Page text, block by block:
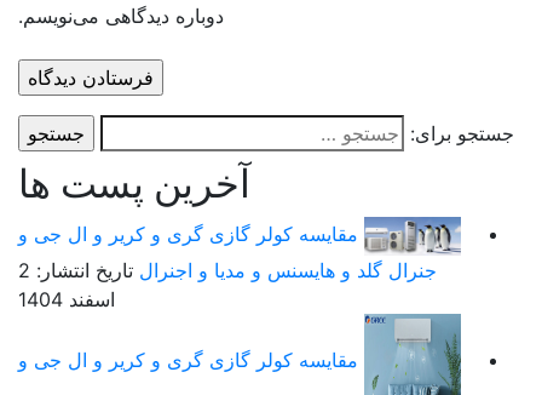
دوباره دیدگاهی می‌نویسم.
برای:
آخرین پست ها
مقایسه کولر گازی گری و کریر و ال جی و
جنرال گلد و هایسنس و مدیا و اجنرال
تاریخ انتشار: 2
اسفند 1404
مقایسه کولر گازی گری و کریر و ال جی و